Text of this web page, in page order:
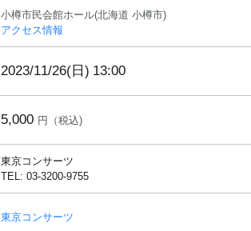
小樽市民会館ホール(北海道 小樽市)
アクセス情報
2023/11/26(日) 13:00
5,000 円（税込)
東京コンサーツ
TEL: 03-3200-9755
東京コンサーツ